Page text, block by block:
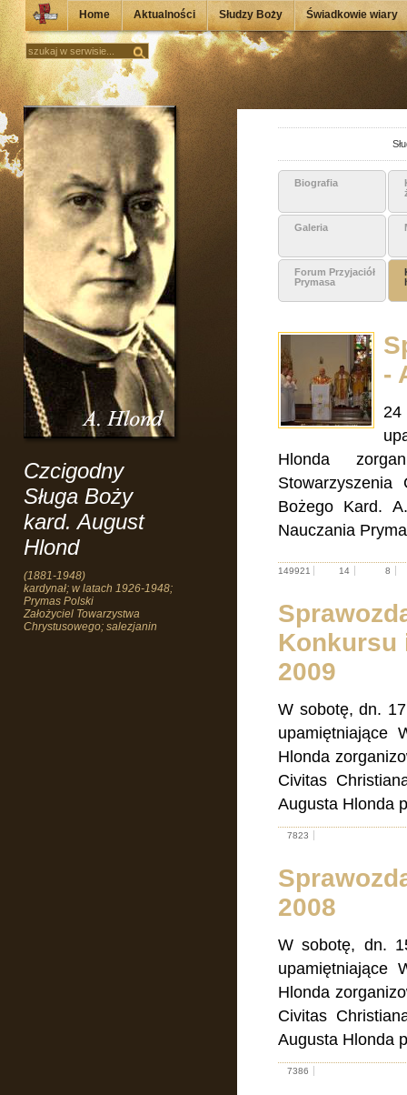
Home Aktualności Słudzy Boży Świadkowie wiary
Czcigodny
Sługa Boży
kard. August
Hlond
(1881-1948)
kardynał; w latach 1926-1948;
Prymas Polski
Założyciel Towarzystwa
Chrystusowego; salezjanin
Biografia
Galeria
Forum Przyjaciół
Prymasa
-
24
Hlonda
Bożego Kard.
Nauczania
149921 14 8
Konkursu
2009
W sobotę, dn.
upamiętniające
Hlonda
Civitas
Augusta Hlonda
7823
2008
W sobotę, dn.
upamiętniające
Hlonda
Civitas
Augusta Hlonda
7386